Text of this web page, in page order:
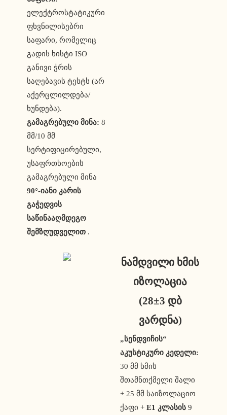
ელექტროსტატიკური
ფხვნილისებრი
საფარი, რომელიც
გადის ხისტი ISO
განივი ჭრის
საღებავის ტესტს (არ
აქერცლილდება/
ხუნდება).
გამაგრებული მინა: 8
მმ/10 მმ
სერტიფიცირებული,
უსაფრთხოების
გამაგრებული მინა
90°-იანი კარის
გაჭედვის
საწინააღმდეგო
შემზღუდველით .
ნამდვილი ხმის
იზოლაცია
(28±3 დბ
ვარდნა)
„სენდვიჩის“
აკუსტიკური კედელი:
30 მმ ხმის
შთამნთქმელი შალი
+ 25 მმ საიზოლაციო
ქაფი +E1 კლასის 9